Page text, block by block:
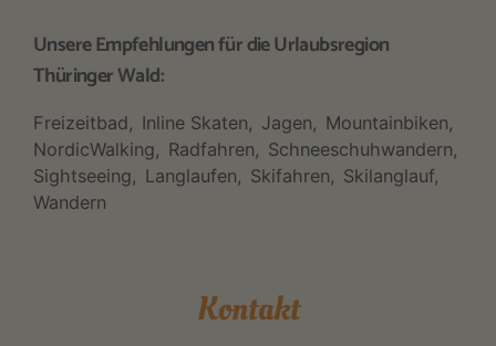
Unsere Empfehlungen für die Urlaubsregion
Thüringer Wald:
Freizeitbad Inline Skaten Jagen
Mountainbiken
NordicWalking
Radfahren
Schneeschuhwandern
Sightseeing
Langlaufen Skifahren
Skilanglauf
Wandern
Kontakt